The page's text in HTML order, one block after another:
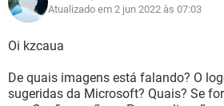
Atualizado em 2 jun 2022 às 07:03
Oi kzcaua
De quais imagens está falando? O
sugeridas da Microsoft? Quais? Se